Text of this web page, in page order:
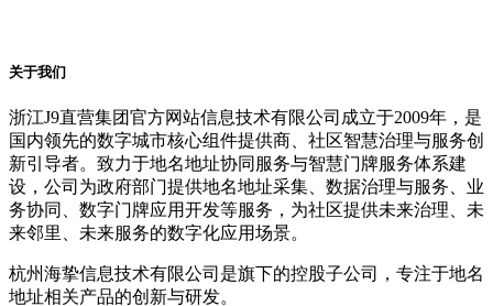
关于我们
浙江J9直营集团官方网站信息技术有限公司成立于2009年，是
国内领先的数字城市核心组件提供商、社区智慧治理与服务创
新引导者。致力于地名地址协同服务与智慧门牌服务体系建
设，公司为政府部门提供地名地址采集、数据治理与服务、业
务协同、数字门牌应用开发等服务，为社区提供未来治理、未
来邻里、未来服务的数字化应用场景。
杭州海挚信息技术有限公司是旗下的控股子公司，专注于地名
地址相关产品的创新与研发。